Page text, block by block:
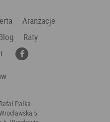
Aranżacje
Raty
Pałka
5